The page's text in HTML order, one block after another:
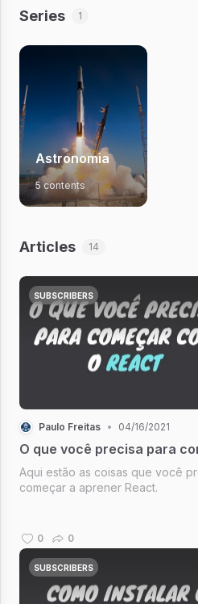
Series 1
Astronomia
5 contents
Articles 14
SUBSCRIBERS
Paulo Freitas • 04/16/2021
O que você precisa para
Aqui estão as coisas que você
começar a aprener React.
0 0
SUBSCRIBERS